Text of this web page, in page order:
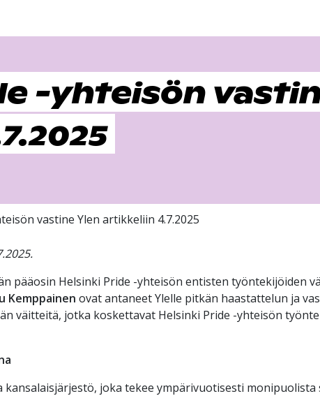
-yhteisön
vastine Ylen artikkeliin 4.7.2025
pääosin Helsinki Pride -yhteisön entisten työntekijöiden
Kemppainen ovat antaneet Ylelle pitkän haastattelun ja
väitteitä, jotka koskettavat Helsinki Pride -yhteisön
joka tekee ympärivuotisesti